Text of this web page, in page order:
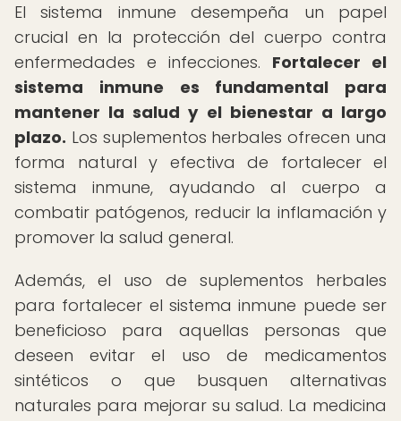
El sistema inmune desempeña un papel
crucial en la protección del cuerpo contra
enfermedades e infecciones. Fortalecer el
sistema inmune es fundamental para
mantener la salud y el bienestar a largo
plazo. Los suplementos herbales ofrecen una
forma natural y efectiva de fortalecer el
sistema inmune, ayudando al cuerpo a
combatir patógenos, reducir la inflamación y
promover la salud general.
Además, el uso de suplementos herbales
para fortalecer el sistema inmune puede ser
beneficioso para aquellas personas que
deseen evitar el uso de medicamentos
sintéticos o que busquen alternativas
naturales para mejorar su salud. La medicina